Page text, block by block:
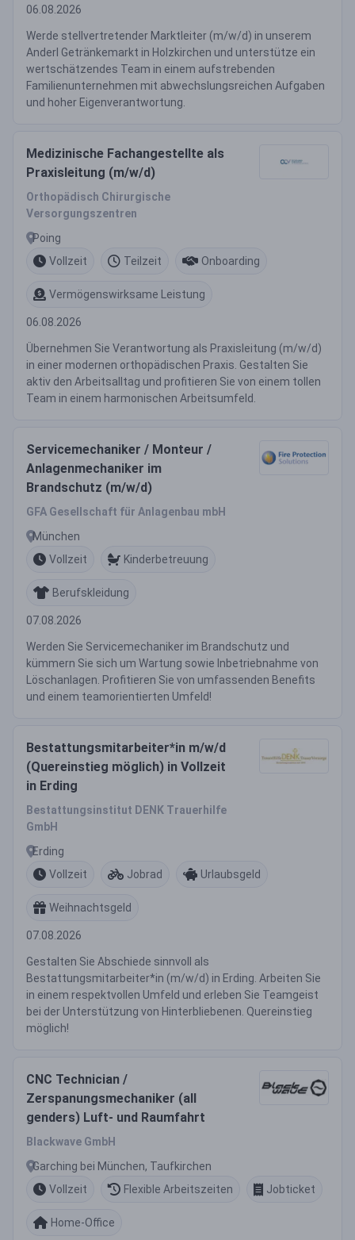
06.08.2026
Werde stellvertretender Marktleiter (m/w/d) in unserem
Anderl Getränkemarkt in Holzkirchen und unterstütze ein
wertschätzendes Team in einem aufstrebenden
Familienunternehmen mit abwechslungsreichen Aufgaben
und hoher Eigenverantwortung.
Medizinische Fachangestellte als
Praxisleitung (m/w/d)
Orthopädisch Chirurgische
Versorgungszentren
Poing
Vollzeit
Teilzeit Onboarding
Vermögenswirksame Leistung
06.08.2026
Übernehmen Sie Verantwortung als Praxisleitung (m/w/d)
in einer modernen orthopädischen Praxis. Gestalten Sie
aktiv den Arbeitsalltag und profitieren Sie von einem tollen
Team in einem harmonischen Arbeitsumfeld.
Servicemechaniker / Monteur /
Anlagenmechaniker im
Brandschutz (m/w/d)
GFA Gesellschaft für Anlagenbau mbH
München
Vollzeit
Kinderbetreuung
Berufskleidung
07.08.2026
Werden Sie Servicemechaniker im Brandschutz und
kümmern Sie sich um Wartung sowie Inbetriebnahme von
Löschanlagen. Profitieren Sie von umfassenden Benefits
und einem teamorientierten Umfeld!
Bestattungsmitarbeiter*in m/w/d
(Quereinstieg möglich) in Vollzeit
in Erding
Bestattungsinstitut DENK Trauerhilfe
GmbH
Erding
Vollzeit
Jobrad Urlaubsgeld
Weihnachtsgeld
07.08.2026
Gestalten Sie Abschiede sinnvoll als
Bestattungsmitarbeiter*in (m/w/d) in Erding. Arbeiten Sie
in einem respektvollen Umfeld und erleben Sie Teamgeist
bei der Unterstützung von Hinterbliebenen. Quereinstieg
möglich!
CNC Technician /
Zerspanungsmechaniker (all
genders) Luft- und Raumfahrt
Blackwave GmbH
Garching bei München, Taufkirchen
Vollzeit
Flexible Arbeitszeiten Jobticket
Home-Office